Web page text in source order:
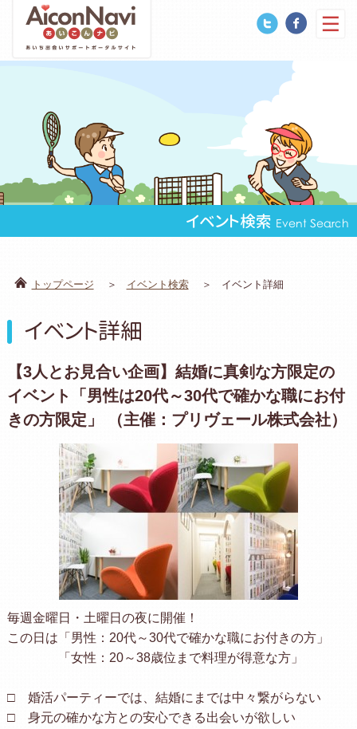
イベント検索 Event Search
トップページ イベント検索 イベント詳細
イベント詳細
【3人とお見合い企画】結婚に真剣な方限定の
イベント「男性は20代～30代で確かな職にお付
きの方限定」 （主催：プリヴェール株式会社）
毎週金曜日・土曜日の夜に開催！
この日は「男性：20代～30代で確かな職にお付きの方」
「女性：20～38歳位まで料理が得意な方」
□ 婚活パーティーでは、結婚にまでは中々繋がらない
□ 身元の確かな方との安心できる出会いが欲しい